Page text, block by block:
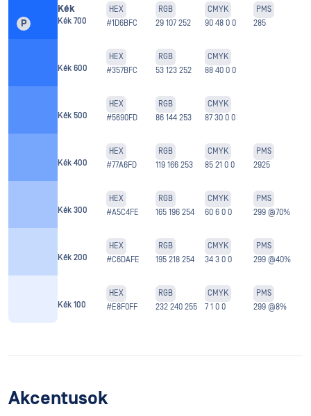
P
Kék
Kék 700
HEX
#1D6BFC
RGB
29 107 252
CMYK
90 48 0 0
PMS
285
Kék 600
HEX
#357BFC
RGB
53 123 252
CMYK
88 40 0 0
Kék 500
HEX
#5690FD
RGB
86 144 253
CMYK
87 30 0 0
Kék 400
HEX
#77A6FD
RGB
119 166 253
CMYK
85 21 0 0
PMS
2925
Kék 300
HEX
#A5C4FE
RGB
165 196 254
CMYK
60 6 0 0
PMS
299 @70%
Kék 200
HEX
#C6DAFE
RGB
195 218 254
CMYK
34 3 0 0
PMS
299 @40%
Kék 100
HEX
#E8F0FF
RGB
232 240 255
CMYK
7 1 0 0
PMS
299 @8%
Akcentusok